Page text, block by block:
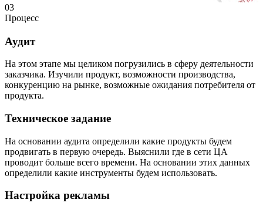
03
Процесс
Аудит
На этом этапе мы целиком погрузились в сферу деятельности
заказчика. Изучили продукт, возможности производства,
конкуренцию на рынке, возможные ожидания потребителя от
продукта.
Техническое задание
На основании аудита определили какие продукты будем
продвигать в первую очередь. Выяснили где в сети ЦА
проводит больше всего времени. На основании этих данных
определили какие инструменты будем использовать.
Настройка рекламы